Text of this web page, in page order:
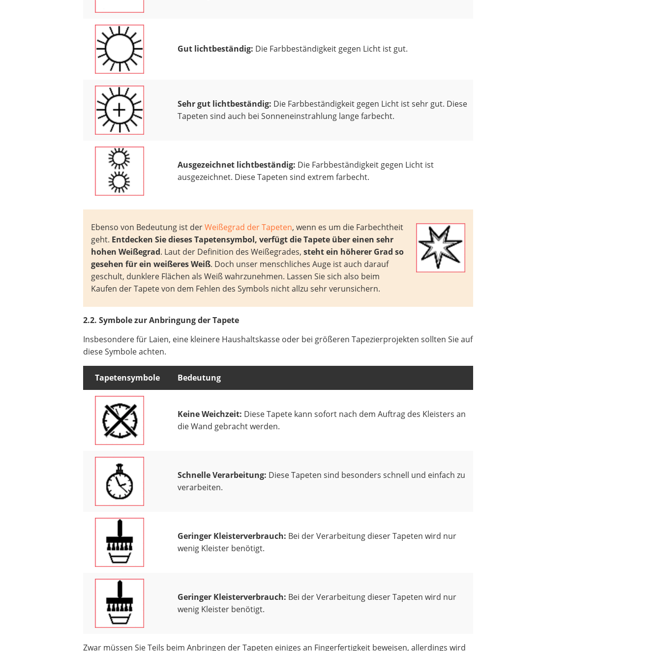
Gut lichtbeständig: Die Farbbeständigkeit gegen Licht ist gut.
Sehr gut lichtbeständig: Die Farbbeständigkeit gegen Licht ist sehr gut. Diese
Tapeten sind auch bei Sonneneinstrahlung lange farbecht.
Ausgezeichnet lichtbeständig: Die Farbbeständigkeit gegen Licht ist
ausgezeichnet. Diese Tapeten sind extrem farbecht.
Ebenso von Bedeutung ist derWeißegrad der Tapeten, wenn es um die Farbechtheit
geht. Entdecken Sie dieses Tapetensymbol, verfügt die Tapete über einen sehr
hohen Weißegrad. Laut der Definition des Weißegrades,steht ein höherer Grad so
gesehen für ein weißeres Weiß. Doch unser menschliches Auge ist auch darauf
geschult, dunklere Flächen als Weiß wahrzunehmen. Lassen Sie sich also beim
Kaufen der Tapete von dem Fehlen des Symbols nicht allzu sehr verunsichern.
2.2. Symbole zur Anbringung der Tapete
Insbesondere für Laien, eine kleinere Haushaltskasse oder bei größeren Tapezierprojekten sollten Sie auf
diese Symbole achten.
Tapetensymbole Bedeutung
Keine Weichzeit: Diese Tapete kann sofort nach dem Auftrag des Kleisters an
die Wand gebracht werden.
Schnelle Verarbeitung: Diese Tapeten sind besonders schnell und einfach zu
verarbeiten.
Geringer Kleisterverbrauch: Bei der Verarbeitung dieser Tapeten wird nur
wenig Kleister benötigt.
Geringer Kleisterverbrauch: Bei der Verarbeitung dieser Tapeten wird nur
wenig Kleister benötigt.
Zwar müssen Sie Teils beim Anbringen der Tapeten einiges an Fingerfertigkeit beweisen, allerdings wird